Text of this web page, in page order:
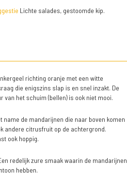
Lichte salades, gestoomde kip.
richting oranje met een witte
die enigszins slap is en snel inzakt. De
van het schuim (bellen) is ook niet mooi.
name de mandarijnen die naar boven komen
andere citrusfruit op de achtergrond.
ook hoppig.
redelijk zure smaak waarin de mandarijnen
hebben.